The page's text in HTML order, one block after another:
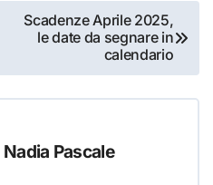
Scadenze Aprile 2025,
le date da segnare in
calendario
Nadia Pascale